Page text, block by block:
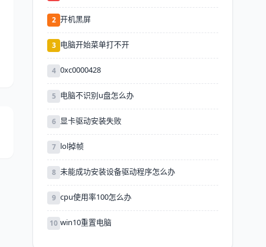
2 开机黑屏
3 电脑开始菜单打不开
4 0xc0000428
5 电脑不识别u盘怎么办
6 显卡驱动安装失败
7 lol掉帧
8 未能成功安装设备驱动程序怎么办
9 cpu使用率100怎么办
10 win10重置电脑